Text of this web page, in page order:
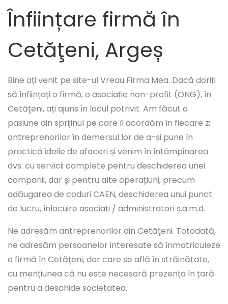
Înființare firmă în
Cetăţeni, Argeș
Bine ați venit pe site-ul Vreau Firma Mea. Dacă doriți
să înființați o firmă, o asociație non-profit (ONG), în
Cetăţeni, ați ajuns în locul potrivit. Am făcut o
pasiune din sprijinul pe care îl acordăm în fiecare zi
antreprenorilor în demersul lor de a-și pune în
practică ideile de afaceri și venim în întâmpinarea
dvs. cu servicii complete pentru deschiderea unei
companii, dar și pentru alte operațiuni, precum
adăugarea de coduri CAEN, deschiderea unui punct
de lucru, înlocuire asociați / administratori ș.a.m.d.
Ne adresăm antreprenorilor din Cetăţeni. Totodată,
ne adresăm persoanelor interesate să înmatriculeze
o firmă în Cetăţeni, dar care se află în străinătate,
cu mențiunea că nu este necesară prezența în țară
pentru a deschide societatea.